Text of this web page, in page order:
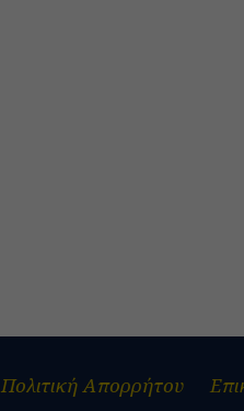
Πολιτική Απορρήτου